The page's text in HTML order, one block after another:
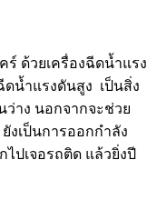
ร์ ด้วยเครื่องฉีดน้ำแรง
ดน้ำแรงดันสูง เป็นสิ่ง
าง นอกจากจะช่วย
งเป็นการออกกำลัง
ปเจอรถติด แล้วยิ่งปี